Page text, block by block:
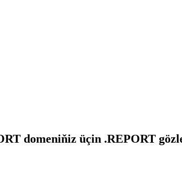
domeniňiz üçin .REPORT